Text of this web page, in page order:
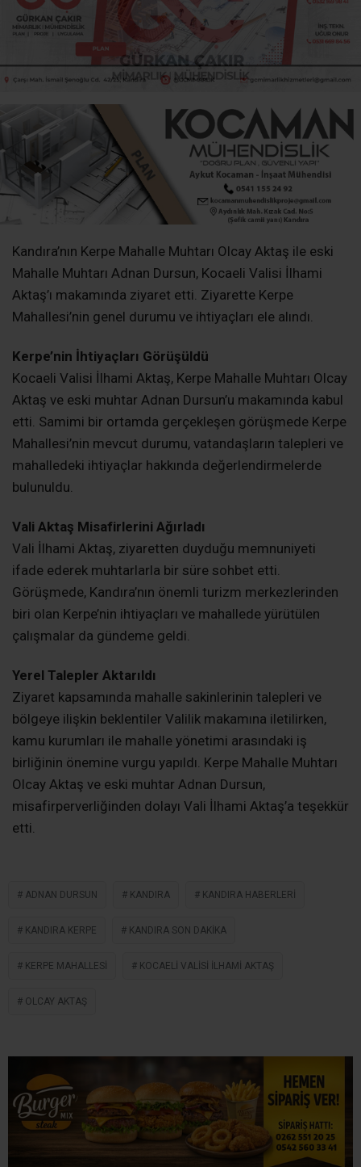
Kandıra’nın Kerpe Mahalle Muhtarı Olcay Aktaş ile eski
Mahalle Muhtarı Adnan Dursun, Kocaeli Valisi İlhami
Aktaş’ı makamında ziyaret etti. Ziyarette Kerpe
Mahallesi’nin genel durumu ve ihtiyaçları ele alındı.
Kerpe’nin İhtiyaçları Görüşüldü
Kocaeli Valisi İlhami Aktaş, Kerpe Mahalle Muhtarı Olcay
Aktaş ve eski muhtar Adnan Dursun’u makamında kabul
etti. Samimi bir ortamda gerçekleşen görüşmede Kerpe
Mahallesi’nin mevcut durumu, vatandaşların talepleri ve
mahalledeki ihtiyaçlar hakkında değerlendirmelerde
bulunuldu.
Vali İlhami Aktaş, ziyaretten duyduğu memnuniyeti
ifade ederek muhtarlarla bir süre sohbet etti.
Görüşmede, Kandıra’nın önemli turizm merkezlerinden
biri olan Kerpe’nin ihtiyaçları ve mahallede yürütülen
çalışmalar da gündeme geldi.
Ziyaret kapsamında mahalle sakinlerinin talepleri ve
bölgeye ilişkin beklentiler Valilik makamına iletilirken,
birliğinin önemine vurgu yapıldı. Kerpe Mahalle Muhtarı
Olcay Aktaş ve eski muhtar Adnan Dursun,
misafirperverliğinden dolayı Vali İlhami Aktaş’a teşekkür
etti.
KERPE MAHALLESI KOCAELI VALISI İLHAMI AKTAŞ
OLCAY AKTAŞ